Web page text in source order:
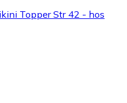
Topper Str 42 - hos